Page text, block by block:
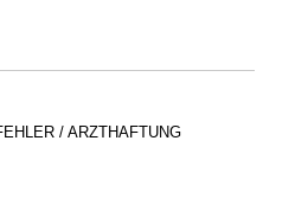
/ ARZTHAFTUNG